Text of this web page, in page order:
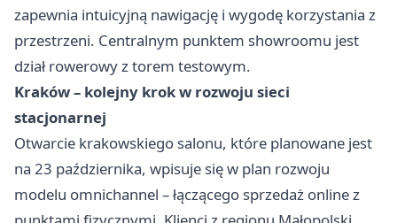
zapewnia intuicyjną nawigację i wygodę korzystania z
przestrzeni. Centralnym punktem showroomu jest
dział rowerowy z torem testowym.
Kraków – kolejny krok w rozwoju sieci
stacjonarnej
Otwarcie krakowskiego salonu, które planowane jest
na 23 października, wpisuje się w plan rozwoju
modelu omnichannel – łączącego sprzedaż online z